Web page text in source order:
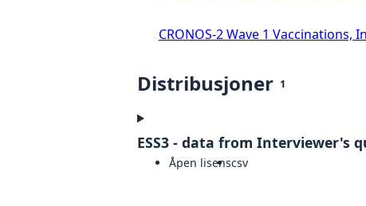
CRONOS-2 Wave 1
Distribusjoner 1
ESS3 - data from Interviewer's
Åpen lisenscsv